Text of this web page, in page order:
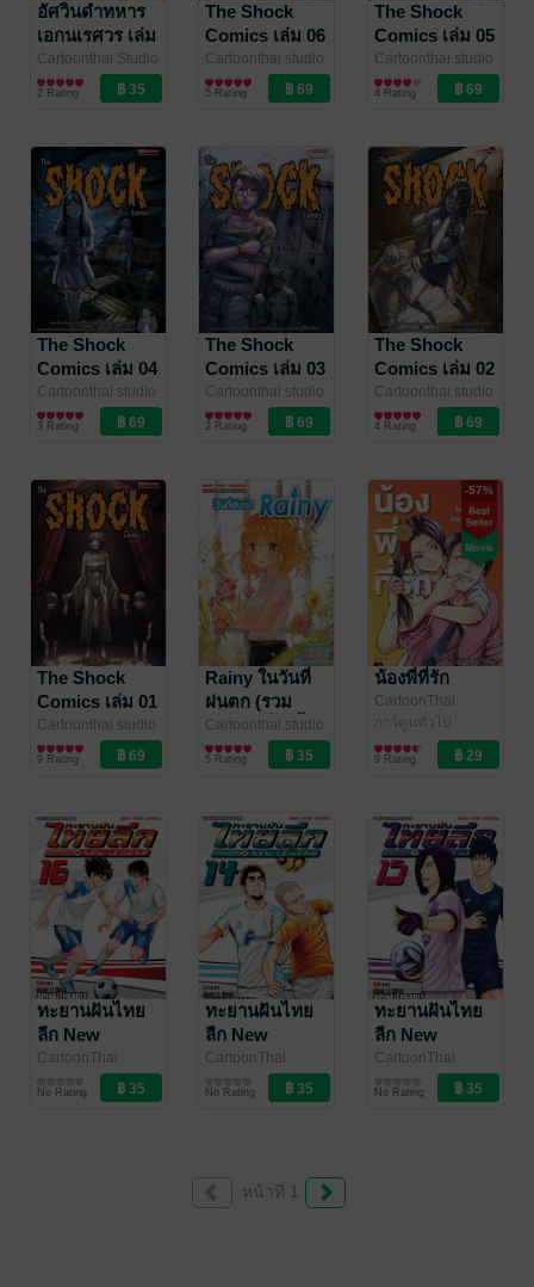
อัศวินดำทหาร
เอกนเรศวร เล่ม
1
Cartoonthai Studio
/ Siam Inter
Comics
การ์ตูนทั่วไป
2 Rating
The Shock
Comics เล่ม 06
Cartoonthai studio
/ Siam Inter
Comics
การ์ตูนทั่วไป
5 Rating
The Shock
Comics เล่ม 05
Cartoonthai studio
/ Siam Inter
Comics
การ์ตูนทั่วไป
4 Rating
The Shock
Comics เล่ม 04
Cartoonthai studio
/ Siam Inter
Comics
การ์ตูนทั่วไป
3 Rating
The Shock
Comics เล่ม 03
Cartoonthai studio
/ Siam Inter
Comics
การ์ตูนทั่วไป
2 Rating
The Shock
Comics เล่ม 02
Cartoonthai studio
/ Siam Inter
Comics
การ์ตูนทั่วไป
4 Rating
The Shock
Comics เล่ม 01
Cartoonthai studio
/ Siam Inter
Comics
การ์ตูนทั่วไป
9 Rating
Rainy ในวันที่
ฝนตก (รวม
การ์ตูนเรื่องสั้น
ในวันที่สายฝน
โปรยปราย)
Cartoonthai studio
/ Siam Inter
Comics
การ์ตูนทั่วไป
5 Rating
-57%
น้องพี่ที่รัก
CartoonThai
Studio , เกษม
อภิชนตระกูล , ณัฐ
พล อยู่วิทยา ,
Comics
การ์ตูนทั่วไป
9 Rating
ทะยานฝันไทย
ลีก New
Legend 16
CartoonThai
Studio , Apinai
pradit
/ Siam Inter
การ์ตูนทั่วไป
No Rating
ทะยานฝันไทย
ลีก New
Legend 14
CartoonThai
Studio , Apinai
pradit
/ Siam Inter
การ์ตูนทั่วไป
No Rating
ทะยานฝันไทย
ลีก New
Legend 15
CartoonThai
Studio , Apinai
pradit
/ Siam Inter
การ์ตูนทั่วไป
No Rating
หน้าที่ 1